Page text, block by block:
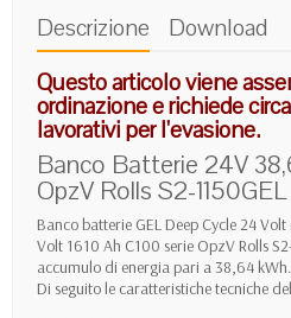
Descrizione
Download
Questo articolo viene
ordinazione e richiede
lavorativi per l'evasione.
Banco Batterie 24V
OpzV Rolls S2-1150GEL
Banco batterie GEL Deep Cycle 24
Volt 1610 Ah C100 serie OpzV Rolls
accumulo di energia pari a 38,64 kWh.
Di seguito le caratteristiche tecniche